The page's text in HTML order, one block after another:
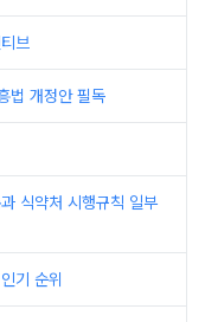
브
법 개정안 필독
식약처 시행규칙 일부
기 순위